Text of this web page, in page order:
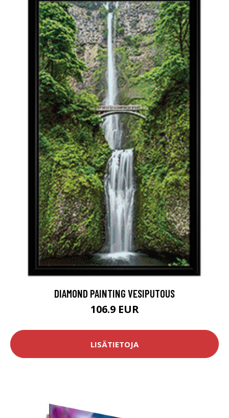
DIAMOND PAINTING VESIPUTOUS
106.9 EUR
LISÄTIETOJA